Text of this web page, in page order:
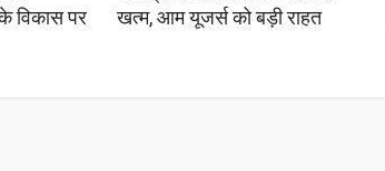
विकास पर
खत्म, आम यूजर्स को बड़ी राहत